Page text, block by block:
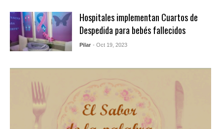
Hospitales implementan Cuartos de
Despedida para bebés fallecidos
Pilar - Oct 19, 2023